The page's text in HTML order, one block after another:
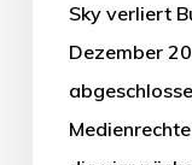
Sky verliert
Dezember